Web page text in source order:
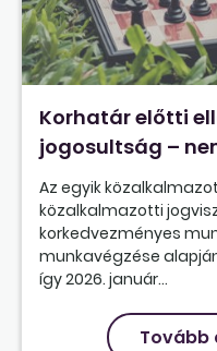
Korhatár előtti
jogosultság –
Az egyik
közalkalmazotti
korkedvezményes
munkavégzése
így 2026. január...
Tovább